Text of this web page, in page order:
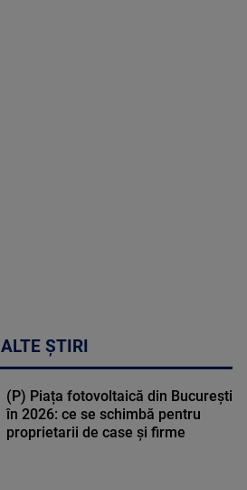
ALTE ȘTIRI
(P) Piața fotovoltaică din București
în 2026: ce se schimbă pentru
proprietarii de case și firme